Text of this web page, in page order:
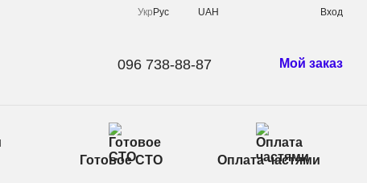
Укр Рус UAH Вход
096 738-88-87 Мой заказ
Готовое СТО Оплата частями